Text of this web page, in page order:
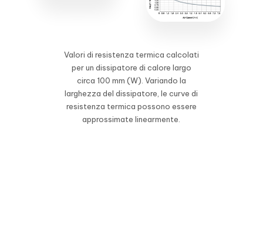
Valori di resistenza termica calcolati
per un dissipatore di calore largo
circa 100 mm (W). Variando la
larghezza del dissipatore, le curve di
resistenza termica possono essere
approssimate linearmente.